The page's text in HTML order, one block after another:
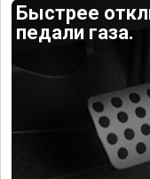
Быстрее
педали газа.